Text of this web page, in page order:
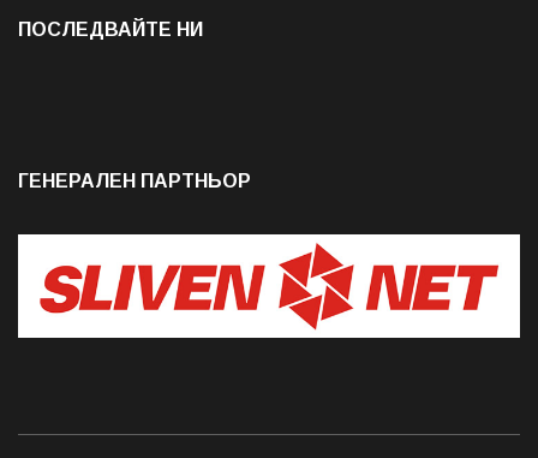
ПОСЛЕДВАЙТЕ НИ
ГЕНЕРАЛЕН ПАРТНЬОР